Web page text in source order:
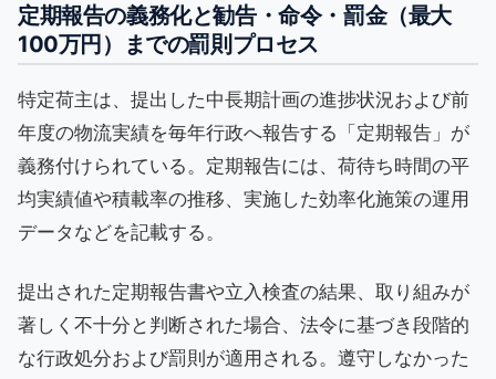
定期報告の義務化と勧告・命令・罰金（最大
100万円）までの罰則プロセス
特定荷主は、提出した中長期計画の進捗状況および前
年度の物流実績を毎年行政へ報告する「定期報告」が
義務付けられている。定期報告には、荷待ち時間の平
均実績値や積載率の推移、実施した効率化施策の運用
データなどを記載する。
提出された定期報告書や立入検査の結果、取り組みが
著しく不十分と判断された場合、法令に基づき段階的
な行政処分および罰則が適用される。遵守しなかった